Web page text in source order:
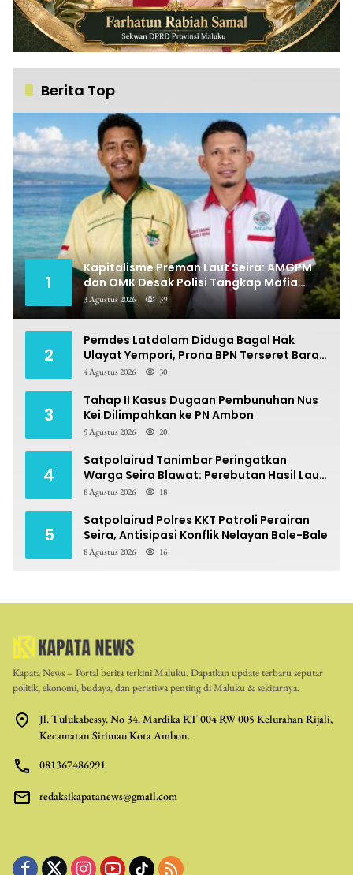
Berita Top
1
Kapitalisme Preman Laut Seira: AMGPM
dan OMK Desak Polisi Tangkap Mafia
Pungli
3 Agustus 2026 39
2
Pemdes Latdalam Diduga Bagal Hak
Ulayat Yempori, Prona BPN Terseret Bara
Sengketa
4 Agustus 2026 30
3
Tahap II Kasus Dugaan Pembunuhan Nus
Kei Dilimpahkan ke PN Ambon
5 Agustus 2026 20
4
Satpolairud Tanimbar Peringatkan
Warga Seira Blawat: Perebutan Hasil Laut
Berpotensi Pidana
8 Agustus 2026 18
5
Satpolairud Polres KKT Patroli Perairan
Seira, Antisipasi Konflik Nelayan Bale-Bale
8 Agustus 2026 16
Kapata News – Portal berita terkini Maluku. Dapatkan update terbaru seputar
politik, ekonomi, budaya, dan peristiwa penting di Maluku & sekitarnya.
Jl. Tulukabessy. No 34. Mardika RT 004 RW 005 Kelurahan Rijali,
Kecamatan Sirimau Kota Ambon.
081367486991
redaksikapatanews@gmail.com